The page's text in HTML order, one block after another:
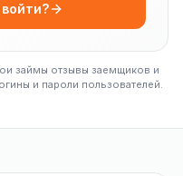
займы отзывы заемщиков и
и пароли пользователей.